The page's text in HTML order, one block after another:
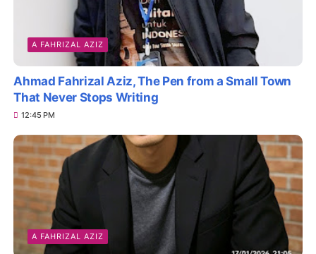
A FAHRIZAL AZIZ
Ahmad Fahrizal Aziz, The Pen from a Small Town
That Never Stops Writing
12:45 PM
A FAHRIZAL AZIZ